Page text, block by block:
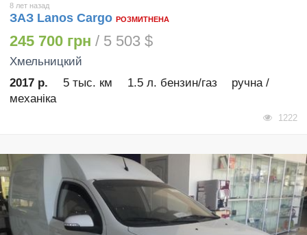
8 лет назад
ЗАЗ Lanos Cargo РОЗМИТНЕНА
245 700 грн / 5 503 $
Хмельницкий
2017 р.
5 тыс. км 1.5 л. бензин/газ
ручна /
механіка
1222